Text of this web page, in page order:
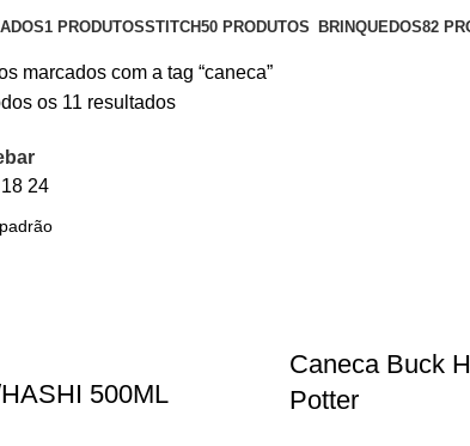
1 PRODUTOSSTITCH50 PRODUTOS BRINQUEDOS82
marcados com a tag “caneca”
os 11 resultados
18 24
500ML
Caneca Buck
Potter